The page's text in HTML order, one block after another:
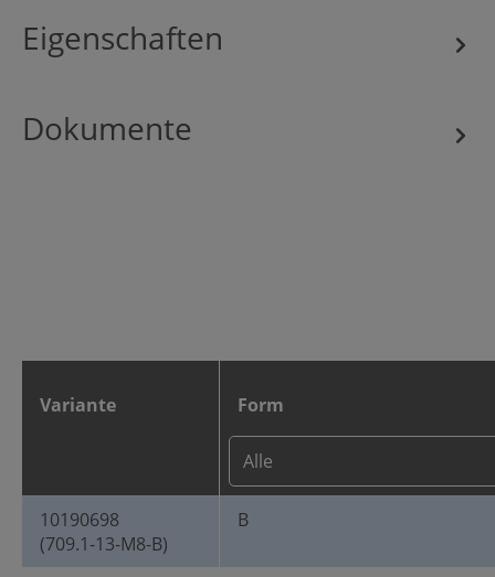
Eigenschaften
Dokumente
Variante Form
10190698
(709.1-13-M8-B)
B